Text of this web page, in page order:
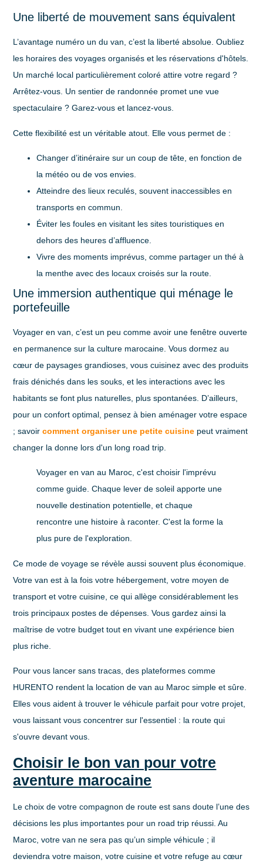
Une liberté de mouvement sans équivalent
L’avantage numéro un du van, c’est la liberté absolue . Oubliez
les horaires des voyages organisés et les réservations d'hôtels.
Un marché local particulièrement coloré attire votre regard ?
Arrêtez-vous. Un sentier de randonnée promet une vue
spectaculaire ? Garez-vous et lancez-vous.
Cette flexibilité est un véritable atout. Elle vous permet de :
Changer d’itinéraire sur un coup de tête, en fonction de
la météo ou de vos envies.
Atteindre des lieux reculés , souvent inaccessibles en
transports en commun.
Éviter les foules en visitant les sites touristiques en
dehors des heures d’affluence.
Vivre des moments imprévus , comme partager un thé à
la menthe avec des locaux croisés sur la route.
Une immersion authentique qui ménage le
portefeuille
Voyager en van, c’est un peu comme avoir une fenêtre ouverte
en permanence sur la culture marocaine. Vous dormez au
cœur de paysages grandioses, vous cuisinez avec des produits
frais dénichés dans les souks, et les interactions avec les
habitants se font plus naturelles, plus spontanées. D’ailleurs,
pour un confort optimal, pensez à bien aménager votre espace
; savoircomment organiser une petite cuisine peut vraiment
changer la donne lors d'un long road trip.
Voyager en van au Maroc, c'est choisir l'imprévu
comme guide. Chaque lever de soleil apporte une
nouvelle destination potentielle, et chaque
rencontre une histoire à raconter. C'est la forme la
plus pure de l'exploration.
Ce mode de voyage se révèle aussi souvent plus économique.
Votre van est à la fois votre hébergement, votre moyen de
transport et votre cuisine, ce qui allège considérablement les
trois principaux postes de dépenses. Vous gardez ainsi la
maîtrise de votre budget tout en vivant une expérience bien
plus riche.
Pour vous lancer sans tracas, des plateformes comme
HURENTO rendent la location de van au Maroc simple et sûre.
Elles vous aident à trouver le véhicule parfait pour votre projet,
vous laissant vous concentrer sur l'essentiel : la route qui
s'ouvre devant vous.
Choisir le bon van pour votre
aventure marocaine
Le choix de votre compagnon de route est sans doute l’une des
décisions les plus importantes pour un road trip réussi. Au
Maroc, votre van ne sera pas qu’un simple véhicule ; il
deviendra votre maison, votre cuisine et votre refuge au cœur